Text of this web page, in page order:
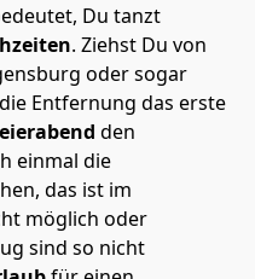
Du tanzt
. Ziehst Du von
oder sogar
Entfernung das erste
den
einmal die
das ist im
möglich oder
sind so nicht